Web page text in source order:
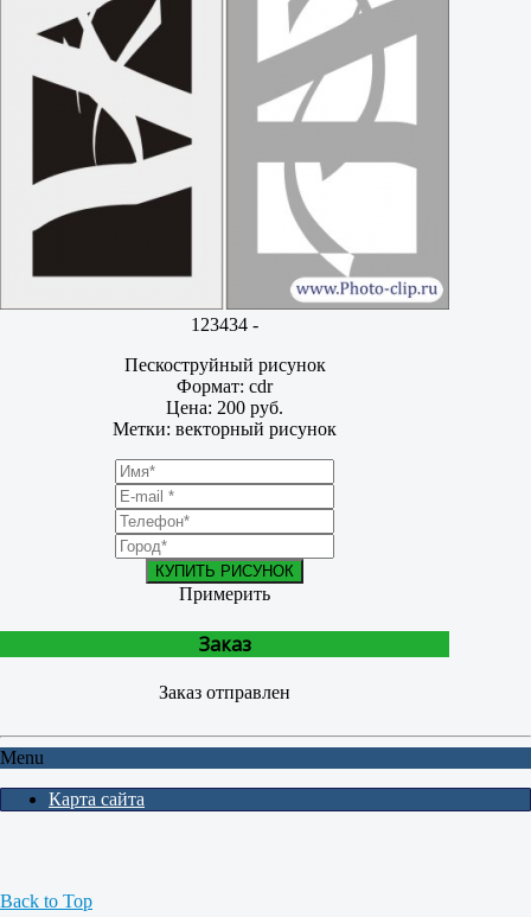
123434 -
Пескоструйный рисунок
Формат: cdr
Цена: 200 руб.
Метки: векторный рисунок
КУПИТЬ РИСУНОК
Примерить
Заказ
Заказ отправлен
Menu
Карта сайта
Back to Top